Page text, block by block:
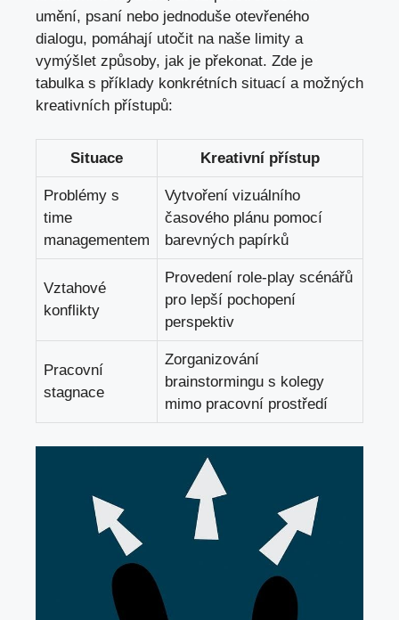
umění, psaní nebo jednoduše otevřeného
dialogu, pomáhají utočit na naše limity a
vymýšlet způsoby, jak je překonat. Zde je
tabulka s příklady konkrétních situací a možných
kreativních přístupů:
Situace Kreativní přístup
Problémy s
time
managementem
Vytvoření vizuálního
časového plánu pomocí
barevných papírků
Vztahové
konflikty
Provedení role-play scénářů
pro lepší pochopení
perspektiv
Pracovní
stagnace
Zorganizování
brainstormingu s kolegy
mimo pracovní prostředí